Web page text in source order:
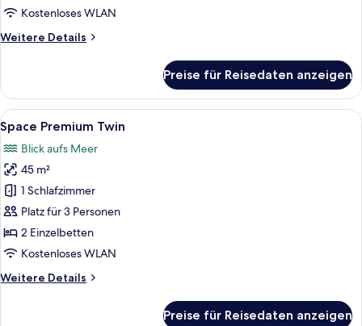
Kostenloses WLAN
Weitere Details
Weitere
Deluxe
Twin
Preise für Reisedaten anzeigen
Alle
Fotos
für
Space
Premium
Twin
anzeigen
Ein modernes Hotelzimmer mit
7
Space Premium Twin
Blick aufs Meer
45 m²
1 Schlafzimmer
Platz für 3 Personen
2 Einzelbetten
Kostenloses WLAN
Weitere Details
Weitere
Preise für Reisedaten anzeigen